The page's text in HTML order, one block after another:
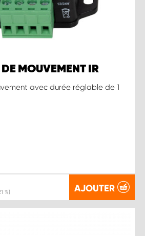
DE MOUVEMENT IR
avec durée réglable de 1
%) AJOUTER